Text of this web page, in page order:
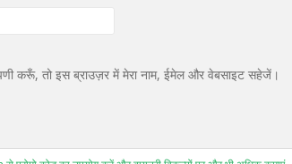
करूँ, तो इस ब्राउज़र में मेरा नाम, ईमेल और वेबसाइट सहेजें।